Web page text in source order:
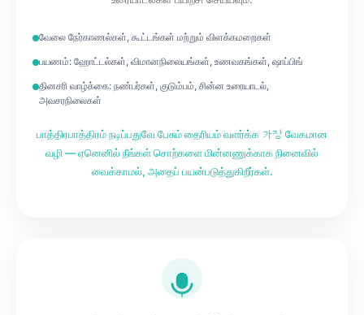
வேலை நேர்காணல்கள், கூட்டங்கள் மற்றும் விளக்கமறைகள்
பயணம்: ஹோட்டல்கள், விமானநிலையங்கள், உணவகங்கள், ஷாப்பிங்
தினசரி வாழ்க்கை: நண்பர்கள், குடும்பம், சின்ன உரையாடல்,
அவசரநிலைகள்
பாத்திரபாத்திரம் நடிப்பதுவே பேசும் தைரியம் வளர்க்க 가장 வேகமான
வழி — ஏனெனில் நீங்கள் சொற்களை மின்னணுக்காக நினைவில்
வைக்காமல், அதைப் பயன்படுத்துகிறீர்கள்.